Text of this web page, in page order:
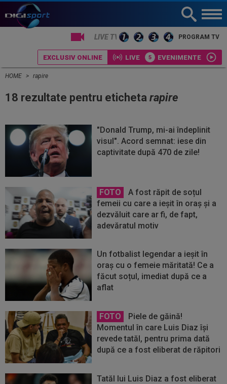
PROGRAM TV
EXCLUSIV ONLINE LIVE EVENIMENTE
HOME rapire
18 rezultate pentru eticheta rapire
"Donald Trump, mi-ai îndeplinit
visul". Acord semnat: iese din
captivitate după 470 de zile!
FOTO
A fost răpit de soțul
femeii cu care a ieșit în oraș și a
dezvăluit care ar fi, de fapt,
adevăratul motiv
Un fotbalist legendar a ieșit în
oraș cu o femeie măritată! Ce a
făcut soțul, imediat după ce a
aflat
FOTO
Piele de găină!
Momentul în care Luis Diaz își
revede tatăl, pentru prima dată
după ce a fost eliberat de răpitori
Tatăl lui Luis Diaz a fost eliberat